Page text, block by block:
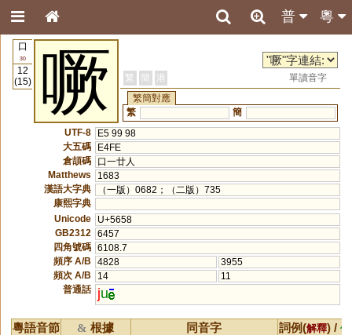
粵
普
口
30
12
(15)
噘 繁 簡 港
單讀音字
繁簡對應
繁
簡
UTF-8
E5 99 98
大五碼
E4FE
倉頡碼
口一廿人
Matthews
1683
漢語大字典
（一版）0682；（二版）735
康熙字典
Unicode
U+5658
GB2312
6457
四角號碼 6108.7
頻序 A/B
4828
3955
頻次 A/B
14
11
普通話
ju
粵語音節 & 根據 同音字 詞例(解釋) /